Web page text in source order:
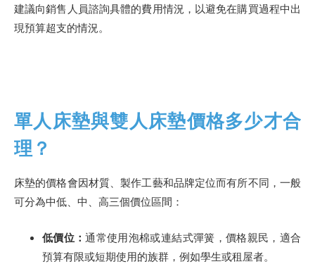
建議向銷售人員諮詢具體的費用情況，以避免在購買過程中出
現預算超支的情況。
單人床墊與雙人床墊價格多少才合
理？
床墊的價格會因材質、製作工藝和品牌定位而有所不同，一般
可分為中低、中、高三個價位區間：
低價位：通常使用泡棉或連結式彈簧，價格親民，適合
預算有限或短期使用的族群，例如學生或租屋者。